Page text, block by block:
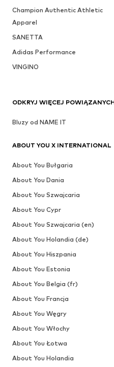
Champion Authentic Athletic
Apparel
SANETTA
Adidas Performance
VINGINO
ODKRYJ WIĘCEJ
Bluzy od NAME IT
ABOUT YOU X INTERNATIONAL
About You Bułgaria
About You Dania
About You Szwajcaria
About You Cypr
About You Szwajcaria (en)
About You Holandia (de)
About You Hiszpania
About You Estonia
About You Belgia (fr)
About You Francja
About You Węgry
About You Włochy
About You Łotwa
About You Holandia